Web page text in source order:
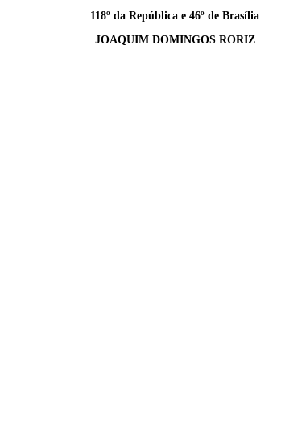
118º da República e 46º de Brasília
JOAQUIM DOMINGOS RORIZ